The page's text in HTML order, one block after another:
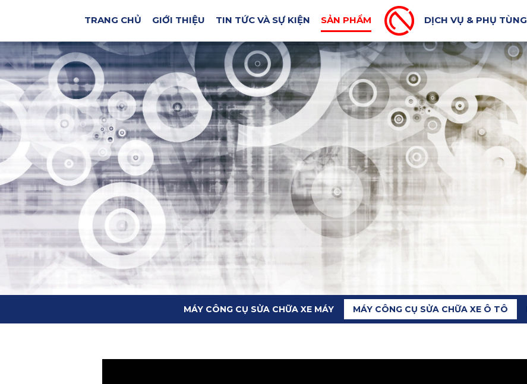
TRANG CHỦ GIỚI THIỆU TIN TỨC VÀ SỰ KIỆN SẢN PHẨM DỊCH VỤ & PHỤ TÙNG
MÁY CÔNG CỤ SỬA CHỮA XE MÁY MÁY CÔNG CỤ SỬA CHỮA XE Ô TÔ
MÁY CÔNG CỤ SỬA CHỮA XE MÁY MÁY CÔNG CỤ SỬA CHỮA XE Ô TÔ